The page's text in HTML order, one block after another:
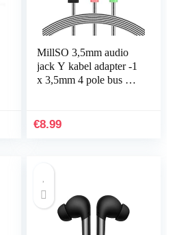
MillSO 3,5mm audio
jack Y kabel adapter -1
x 3,5mm 4 pole bus 2 x
hoofdtelefoon…
€8.99